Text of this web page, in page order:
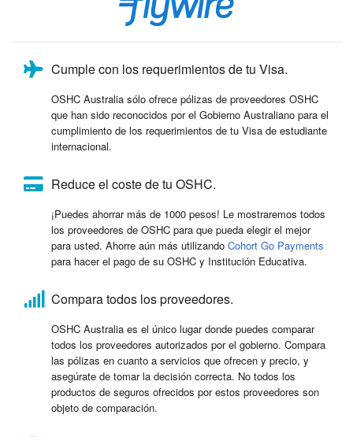
Cumple con los requerimientos de tu Visa.
OSHC Australia sólo ofrece pólizas de proveedores OSHC
que han sido reconocidos por el Gobierno Australiano para el
cumplimiento de los requerimientos de tu Visa de estudiante
internacional.
Reduce el coste de tu OSHC.
¡Puedes ahorrar más de 1000 pesos! Le mostraremos todos
los proveedores de OSHC para que pueda elegir el mejor
para usted. Ahorre aún más utilizando Cohort Go Payments
para hacer el pago de su OSHC y Institución Educativa.
Compara todos los proveedores.
OSHC Australia es el único lugar donde puedes comparar
todos los proveedores autorizados por el gobierno. Compara
las pólizas en cuanto a servicios que ofrecen y precio, y
asegúrate de tomar la decisión correcta. No todos los
productos de seguros ofrecidos por estos proveedores son
objeto de comparación.